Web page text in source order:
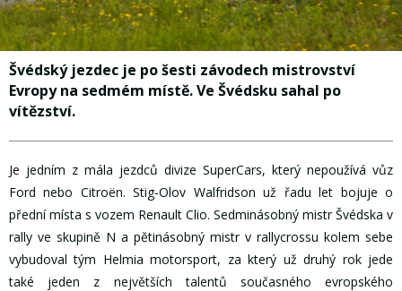
Švédský jezdec je po šesti závodech mistrovství
Evropy na sedmém místě. Ve Švédsku sahal po
vítězství.
Je jedním z mála jezdců divize SuperCars, který nepoužívá vůz
Ford nebo Citroën. Stig-Olov Walfridson už řadu let bojuje o
přední místa s vozem Renault Clio. Sedminásobný mistr Švédska v
rally ve skupině N a pětinásobný mistr v rallycrossu kolem sebe
vybudoval tým Helmia motorsport, za který už druhý rok jede
také jeden z největších talentů současného evropského